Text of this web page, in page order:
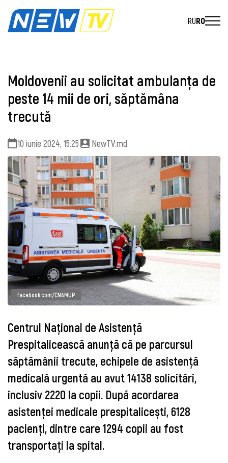
RURO
Moldovenii au solicitat ambulanţa de
peste 14 mii de ori, săptămâna
trecută
10 iunie 2024, 15:25 NewTV.md
facebook.com/CNAMUP
Centrul Naţional de Asistenţă
Prespitalicească anunţă că pe parcursul
săptămânii trecute, echipele de asistență
medicală urgentă au avut 14138 solicitări,
inclusiv 2220 la copii. După acordarea
asistenței medicale prespitalicești, 6128
pacienți, dintre care 1294 copii au fost
transportați la spital.